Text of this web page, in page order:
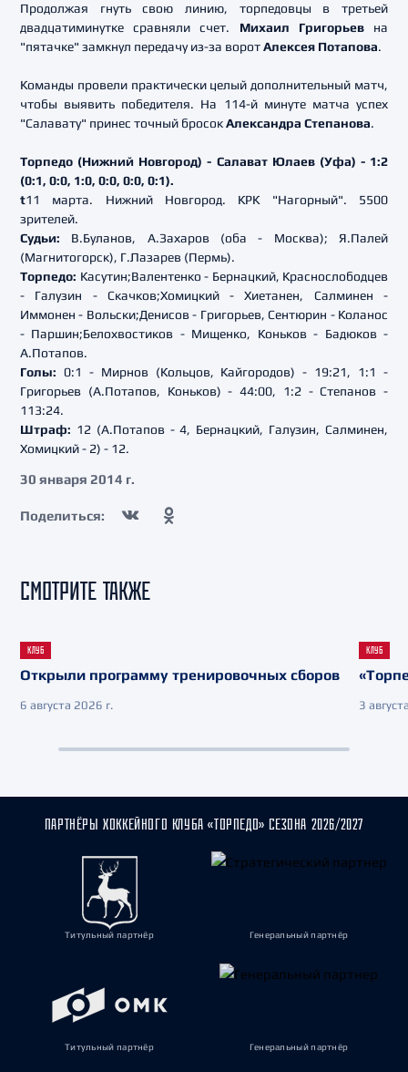
Продолжая гнуть свою линию, торпедовцы в третьей
двадцатиминутке сравняли счет. Михаил Григорьевна
"пятачке" замкнул передачу из-за воротАлексея Потапова.
Команды провели практически целый дополнительный матч,
чтобы выявить победителя. На 114-й минуте матча успех
"Салавату" принес точный бросокАлександра Степанова.
Торпедо (Нижний Новгород) - Салават Юлаев (Уфа) - 1:2
(0:1, 0:0, 1:0, 0:0, 0:0, 0:1).
t11 марта. Нижний Новгород. КРК "Нагорный". 5500
зрителей.
Судьи: В.Буланов, А.Захаров (оба - Москва); Я.Палей
(Магнитогорск), Г.Лазарев (Пермь).
Торпедо: Касутин;Валентенко - Бернацкий, Краснослободцев
- Галузин - Скачков;Хомицкий - Хиетанен, Салминен -
Иммонен - Вольски;Денисов - Григорьев, Сентюрин - Коланос
- Паршин;Белохвостиков - Мищенко, Коньков - Бадюков -
А.Потапов.
Голы: 0:1 - Мирнов (Кольцов, Кайгородов) - 19:21, 1:1 -
Григорьев (А.Потапов, Коньков) - 44:00, 1:2 - Степанов -
113:24.
Штраф: 12 (А.Потапов - 4, Бернацкий, Галузин, Салминен,
Хомицкий - 2) - 12.
30 января 2014 г.
Поделиться:
СМОТРИТЕ ТАКЖЕ
КЛУБ
Открыли программу тренировочных сборов
6 августа 2026 г.
КЛУБ
3
ПАРТНЁРЫ ХОККЕЙНОГО КЛУБА «ТОРПЕДО» СЕЗОНА 2026/2027
Титульный партнёр Генеральный партнёр
Титульный партнёр Генеральный партнёр